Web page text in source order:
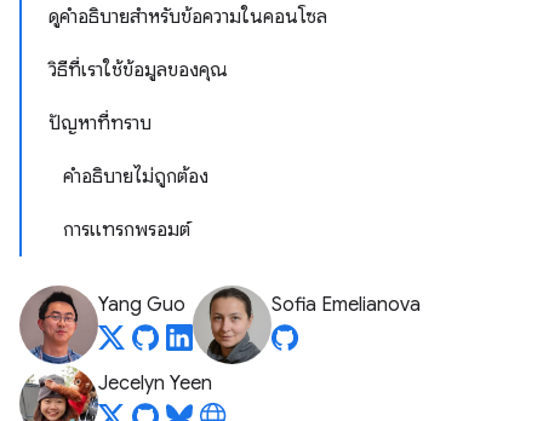
ดูคำอธิบายสำหรับข้อความในคอนโซล
วิธีที่เราใช้ข้อมูลของคุณ
ปัญหาที่ทราบ
คำอธิบายไม่ถูกต้อง
การแทรกพรอมต์
Yang Guo Sofia Emelianova
Jecelyn Yeen